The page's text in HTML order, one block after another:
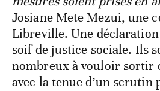
Josiane Mete Mezui, une
Libreville. Une
soif de justice sociale. Ils
nombreux à vouloir sortir
avec la tenue d’un scrutin